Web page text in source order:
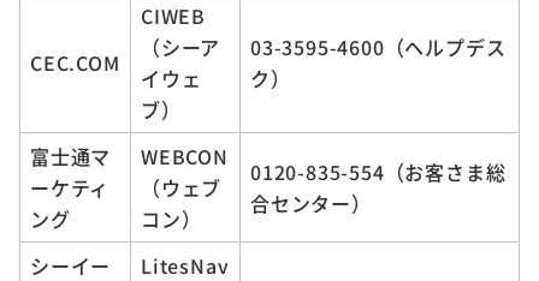
CEC.COM
CIWEB
（シーア
イウェ
ブ）
03-3595-4600（ヘルプデス
ク）
富士通マ
ーケティ
ング
WEBCON
（ウェブ
コン）
0120-835-554（お客さま総
合センター）
シーイー
LitesNav